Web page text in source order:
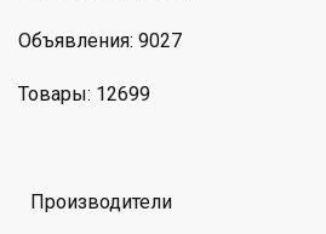
Объявления: 9027
Товары: 12699
Производители